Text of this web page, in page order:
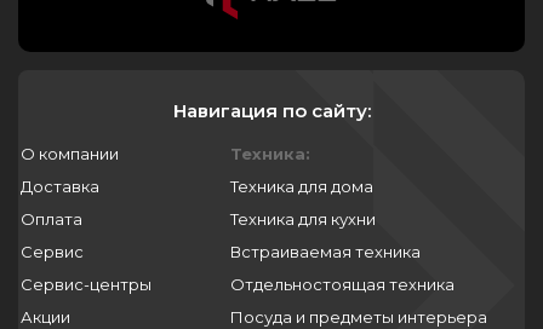
Навигация по сайту:
О компании
Доставка
Оплата
Сервис
Сервис-центры
Акции
Техника:
Техника для дома
Техника для кухни
Встраиваемая техника
Отдельностоящая техника
Посуда и предметы интерьера